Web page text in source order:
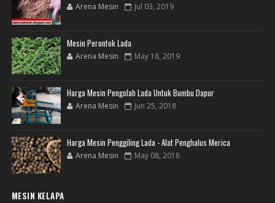
Arena Mesin Jul 03, 2019
Mesin Perontok Lada
Arena Mesin May 18, 2019
Harga Mesin Pengolah Lada Untuk Bumbu Dapur
Arena Mesin Jun 25, 2018
Harga Mesin Penggiling Lada - Alat Penghalus Merica
Arena Mesin May 08, 2018
MESIN KELAPA